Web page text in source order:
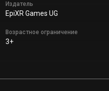
Издатель
EpiXR Games UG
Возрастное ограничение
3+